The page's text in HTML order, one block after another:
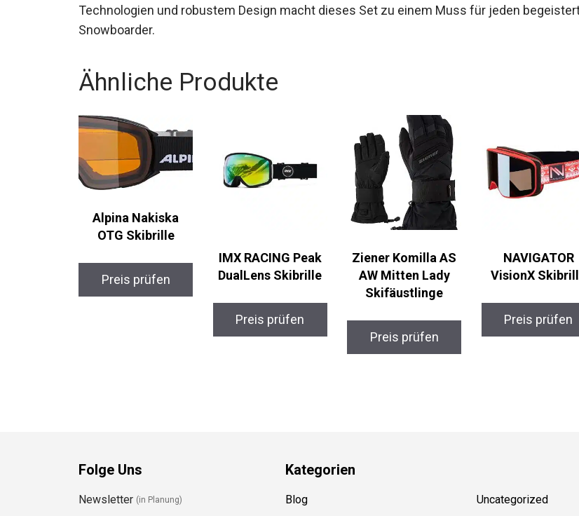
Technologien und robustem Design macht dieses Set zu einem Muss für jeden
begeisterten Snowboarder.
Ähnliche Produkte
Alpina Nakiska
OTG Skibrille
Preis prüfen
IMX RACING Peak
DualLens Skibrille
Preis prüfen
Ziener Komilla AS
AW Mitten Lady
Skifäustlinge
Preis prüfen
NAVIGATOR
VisionX Skibrille
Preis prüfen
Folge Uns
Newsletter(in Planung)
Kategorien
Blog Uncategorized